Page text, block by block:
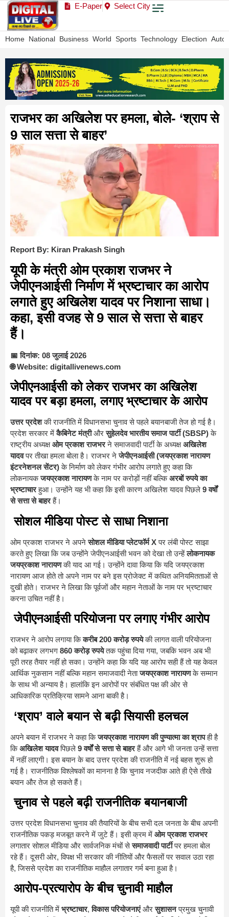
E-Paper Select City
Home National Business World Sports Technology Election Auto
राजभर का अखिलेश पर हमला, बोले- ‘श्राप से
9 साल सत्ता से बाहर’
Report By: Kiran Prakash Singh
यूपी के मंत्री ओम प्रकाश राजभर ने
जेपीएनआईसी निर्माण में भ्रष्टाचार का आरोप
लगाते हुए अखिलेश यादव पर निशाना साधा।
कहा, इसी वजह से 9 साल से सत्ता से बाहर
हैं।
📅 दिनांक: 08 जुलाई 2026
🌐 Website: digitallivenews.com
जेपीएनआईसी को लेकर राजभर का अखिलेश
यादव पर बड़ा हमला, लगाए भ्रष्टाचार के आरोप
उत्तर प्रदेशकी राजनीति में विधानसभा चुनाव से पहले बयानबाजी तेज हो गई है।
प्रदेश सरकार मेंकैबिनेट मंत्रीऔरसुहेलदेव भारतीय समाज पार्टी (SBSP)के
राष्ट्रीय अध्यक्षओम प्रकाश राजभरने समाजवादी पार्टी के अध्यक्षअखिलेश
यादवपर तीखा हमला बोला है। राजभर नेजेपीएनआईसी (जयप्रकाश नारायण
इंटरनेशनल सेंटर)के निर्माण को लेकर गंभीर आरोप लगाते हुए कहा कि
लोकनायकजयप्रकाश नारायणके नाम पर करोड़ों नहीं बल्किअरबों रुपये का
भ्रष्टाचारहुआ। उन्होंने यह भी कहा कि इसी कारण अखिलेश यादव पिछले 9 वर्षों
से सत्ता से बाहरहैं।
सोशल मीडिया पोस्ट से साधा निशाना
ओम प्रकाश राजभर ने अपनेसोशल मीडिया प्लेटफॉर्म Xपर लंबी पोस्ट साझा
करते हुए लिखा कि जब उन्होंने जेपीएनआईसी भवन को देखा तो उन्हेंलोकनायक
जयप्रकाश नारायणकी याद आ गई। उन्होंने दावा किया कि यदि जयप्रकाश
नारायण आज होते तो अपने नाम पर बने इस प्रोजेक्ट में कथित अनियमितताओं से
दुखी होते। राजभर ने लिखा कि पूर्वजों और महान नेताओं के नाम पर भ्रष्टाचार
करना उचित नहीं है।
जेपीएनआईसी परियोजना पर लगाए गंभीर आरोप
राजभर ने आरोप लगाया किकरीब 200 करोड़ रुपयेकी लागत वाली परियोजना
को बढ़ाकर लगभग 860 करोड़ रुपयेतक पहुंचा दिया गया, जबकि भवन अब भी
पूरी तरह तैयार नहीं हो सका। उन्होंने कहा कि यदि यह आरोप सही हैं तो यह केवल
आर्थिक नुकसान नहीं बल्कि महान समाजवादी नेताजयप्रकाश नारायणके सम्मान
के साथ भी अन्याय है। हालांकि इन आरोपों पर संबंधित पक्ष की ओर से
आधिकारिक प्रतिक्रिया सामने आना बाकी है।
‘श्राप’ वाले बयान से बढ़ी सियासी हलचल
अपने बयान में राजभर ने कहा किजयप्रकाश नारायण की पुण्यात्मा का श्रापही है
किअखिलेश यादवपिछले 9 वर्षों से सत्ता से बाहरहैं और आगे भी जनता उन्हें सत्ता
में नहीं लाएगी। इस बयान के बाद उत्तर प्रदेश की राजनीति में नई बहस शुरू हो
गई है। राजनीतिक विश्लेषकों का मानना है कि चुनाव नजदीक आते ही ऐसे तीखे
बयान और तेज हो सकते हैं।
चुनाव से पहले बढ़ी राजनीतिक बयानबाजी
उत्तर प्रदेश विधानसभा चुनाव की तैयारियों के बीच सभी दल जनता के बीच अपनी
राजनीतिक पकड़ मजबूत करने में जुटे हैं। इसी क्रम में ओम प्रकाश राजभर
लगातार सोशल मीडिया और सार्वजनिक मंचों सेसमाजवादी पार्टीपर हमला बोल
रहे हैं। दूसरी ओर, विपक्ष भी सरकार की नीतियों और फैसलों पर सवाल उठा रहा
है, जिससे प्रदेश का राजनीतिक माहौल लगातार गर्म बना हुआ है।
आरोप-प्रत्यारोप के बीच चुनावी माहौल
यूपी की राजनीति में भ्रष्टाचार,विकास परियोजनाएंऔरसुशासनप्रमुख चुनावी